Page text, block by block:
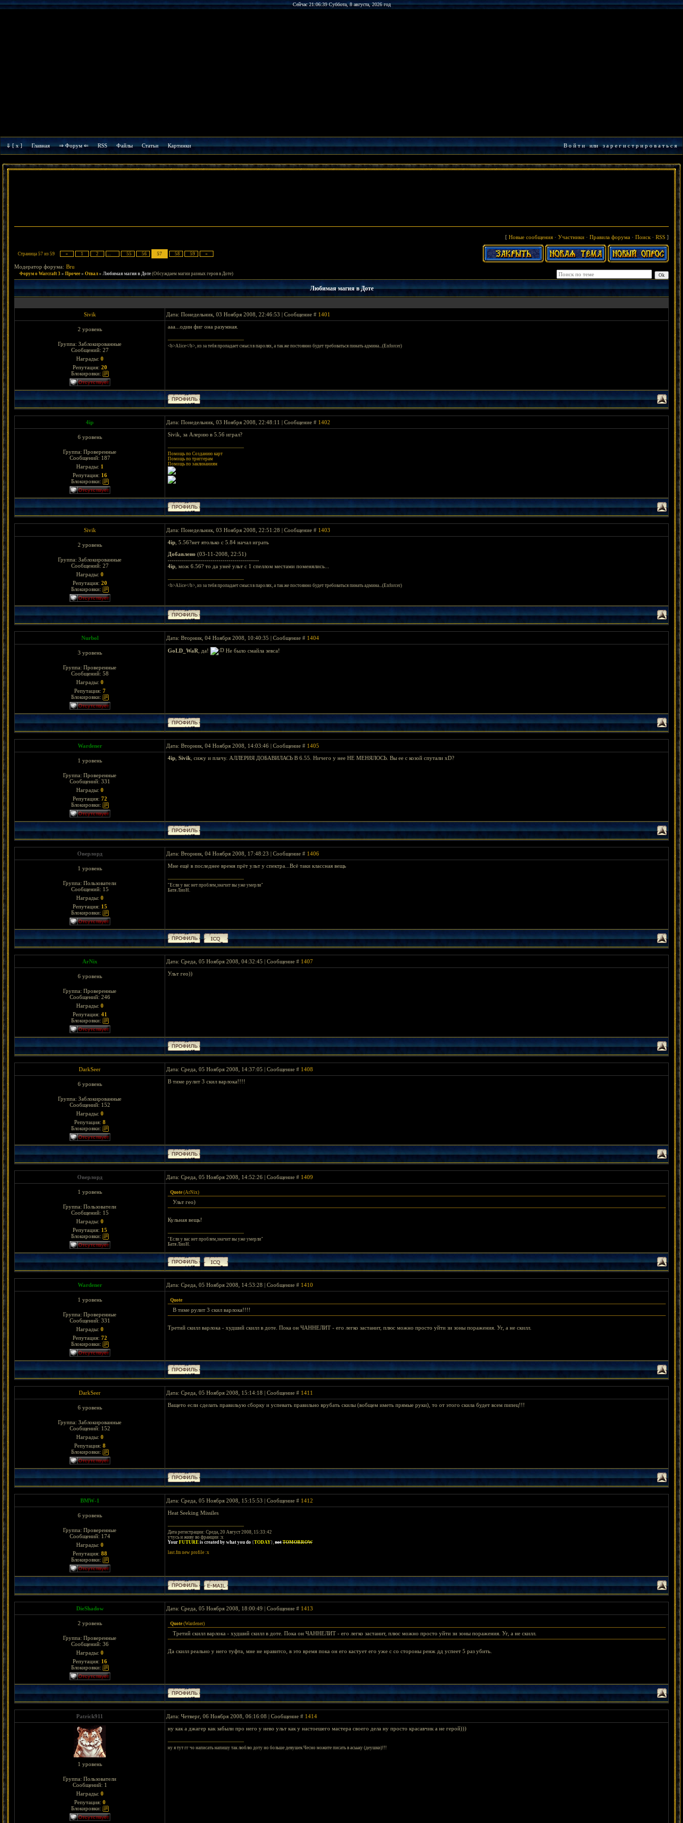
Сейчас 21:06:39 Суббота, 8 августа, 2026 год
⇓ [ x ] Главная ⇒ Форум ⇐ RSS Файлы Cтатьи Картинки В о й т иилиз а р е г и с т р и р о в а т ь с я
[ Новые сообщения · Участники · Правила форума · Поиск · RSS ]
Страница 57 из 59 « 1 2 … 55 56 57 58 59 »
Модератор форума: Bru
Форум о Warcraft 3 » Прочее » Отвал » Любимая магия в Доте (Обсуждаем магии разных геров в Доте)
Любимая магия в Доте
Sivik Дата: Понедельник, 03 Ноября 2008, 22:46:53 | Сообщение # 1401
2 уровень
Группа: Заблокированные
Сообщений: 27
Награды: 0
Репутация: 20
Блокировки:
ааа...один фиг она разумная.
<b>Alice</b>, из за тебя пропадает смысл в паролях, а так же постоянно будет требоваться пинать админа...(Enforcer)
4ip Дата: Понедельник, 03 Ноября 2008, 22:48:11 | Сообщение # 1402
6 уровень
Группа: Проверенные
Сообщений: 187
Награды: 1
Репутация: 16
Блокировки:
Sivik, за Алерию в 5.56 играл?
Помощь по Созданию карт
Помощь по триггерам
Помощь по заклинаниям
Sivik Дата: Понедельник, 03 Ноября 2008, 22:51:28 | Сообщение # 1403
2 уровень
Группа: Заблокированные
Сообщений: 27
Награды: 0
Репутация: 20
Блокировки:
4ip , 5.56?нет ятолько с 5.84 начал играть
Добавлено (03-11-2008, 22:51)
---------------------------------------------
4ip , мож 6.56? то да унеё ульт с 1 спеллом местами поменялись...
<b>Alice</b>, из за тебя пропадает смысл в паролях, а так же постоянно будет требоваться пинать админа...(Enforcer)
Nurbol Дата: Вторник, 04 Ноября 2008, 10:40:35 | Сообщение # 1404
3 уровень
Группа: Проверенные
Сообщений: 58
Награды: 0
Репутация: 7
Блокировки:
GoLD_WaR , да! Не было смайла зевса!
Wardener Дата: Вторник, 04 Ноября 2008, 14:03:46 | Сообщение # 1405
1 уровень
Группа: Проверенные
Сообщений: 331
Награды: 0
Репутация: 72
Блокировки:
4ip Sivik , сижу и плачу. АЛЛЕРИЯ ДОБАВИЛАСЬ В 6.55. Ничего у нее НЕ МЕНЯЛОСЬ. Вы ее с козой спутали xD?
Оверлорд Дата: Вторник, 04 Ноября 2008, 17:48:23 | Сообщение # 1406
1 уровень
Группа: Пользователи
Сообщений: 15
Награды: 0
Репутация: 15
Блокировки:
Мне ещё в последнее время прёт ульт у спектра...Всё таки классная вещь
"Если у вас нет проблем,значит вы уже умерли"
Батя ЛиоН.
ArNix Дата: Среда, 05 Ноября 2008, 04:32:45 | Сообщение # 1407
6 уровень
Группа: Проверенные
Сообщений: 246
Награды: 0
Репутация: 41
Блокировки:
Ульт гео))
DarkSeer Дата: Среда, 05 Ноября 2008, 14:37:05 | Сообщение # 1408
6 уровень
Группа: Заблокированные
Сообщений: 152
Награды: 0
Репутация: 8
Блокировки:
В тиме рулит 3 скил варлока!!!!
Оверлорд Дата: Среда, 05 Ноября 2008, 14:52:26 | Сообщение # 1409
1 уровень
Группа: Пользователи
Сообщений: 15
Награды: 0
Репутация: 15
Блокировки:
Quote (ArNix)
Ульт гео)
Кульная вещь!
"Если у вас нет проблем,значит вы уже умерли"
Батя ЛиоН.
Wardener Дата: Среда, 05 Ноября 2008, 14:53:28 | Сообщение # 1410
1 уровень
Группа: Проверенные
Сообщений: 331
Награды: 0
Репутация: 72
Блокировки:
Quote
В тиме рулит 3 скил варлока!!!!
Третий скилл варлока - худший скилл в доте. Пока он ЧАННЕЛИТ - его легко застанит, плюс можно просто уйти зи зоны поражения. Уг, а не скилл.
DarkSeer Дата: Среда, 05 Ноября 2008, 15:14:18 | Сообщение # 1411
6 уровень
Группа: Заблокированные
Сообщений: 152
Награды: 0
Репутация: 8
Блокировки:
Ващето если сделать правильую сборку и успевать правильно врубать скилы (вобщем иметь прямые руки), то от этого скила будет всем пипец!!!
BMW-1 Дата: Среда, 05 Ноября 2008, 15:15:53 | Сообщение # 1412
6 уровень
Группа: Проверенные
Сообщений: 174
Награды: 0
Репутация: 88
Блокировки:
Heat Seeking Missiles
Дата регистрации: Среда, 20 Август 2008, 15:33:42
учусь и живу во франции :х
Your FUTURE is created by what you do {TODAY} not TOMORROW
last.fm new profile :x
DieShadow Дата: Среда, 05 Ноября 2008, 18:00:49 | Сообщение # 1413
2 уровень
Группа: Проверенные
Сообщений: 36
Награды: 0
Репутация: 16
Блокировки:
Quote (Wardener)
Третий скилл варлока - худший скилл в доте. Пока он ЧАННЕЛИТ - его легко застанит, плюс можно просто уйти зи зоны поражения. Уг, а не скилл.
Да скилл реально у него туфта, мне не нравитсо, в это время пока он его кастует его уже с со стороны ренж дд успеет 5 раз убить.
Patrick911 Дата: Четверг, 06 Ноября 2008, 06:16:08 | Сообщение # 1414
1 уровень
Группа: Пользователи
Сообщений: 1
Награды: 0
Репутация: 0
Блокировки:
ну как а джагер как забыли про него у нево ульт как у настоешего мастера своего дела ну просто красавчик а не герой)))
ну я тут гг чо написать напишу так люблю доту но больше девушек Чесно можите писать в асььку (деушки)!!!